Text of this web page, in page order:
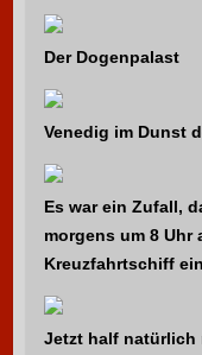
Der Dogenpalast
Venedig im Dunst
Es war ein Zufall,
morgens um 8 Uhr
Kreuzfahrtschiff
Jetzt half natürlich